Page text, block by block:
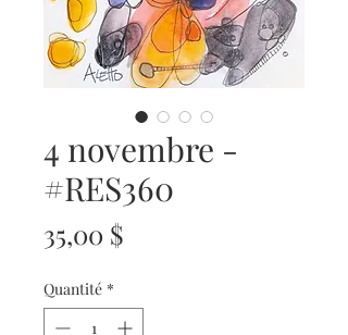
4 novembre -
#RES360
35,00 $
Quantité *